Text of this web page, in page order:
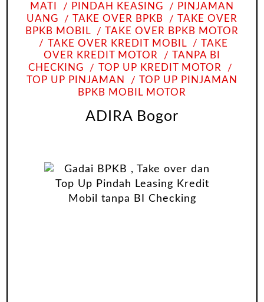
MATI
PINDAH KEASING
PINJAMAN
UANG
TAKE OVER BPKB
TAKE OVER
BPKB MOBIL
TAKE OVER BPKB MOTOR
TAKE OVER KREDIT MOBIL
TAKE
OVER KREDIT MOTOR
TANPA BI
CHECKING
TOP UP KREDIT MOTOR
TOP UP PINJAMAN
TOP UP PINJAMAN
BPKB MOBIL MOTOR
ADIRA Bogor